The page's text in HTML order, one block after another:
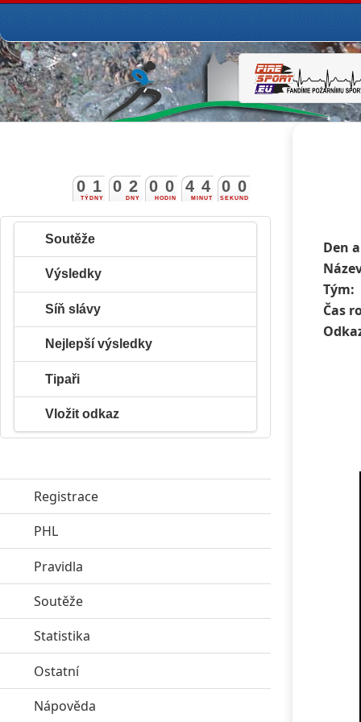
Den
Tým:
Čas
TÝDNY
0 1
DNY
0 2
HODIN
0 0
MINUT
4 3
4 SEKUND
5
0
9
0
Soutěže
Výsledky
Síň slávy
Nejlepší výsledky
Tipaři
Vložit odkaz
Registrace
PHL
Pravidla
Soutěže
Statistika
Ostatníclick to expand contents
Nápověda